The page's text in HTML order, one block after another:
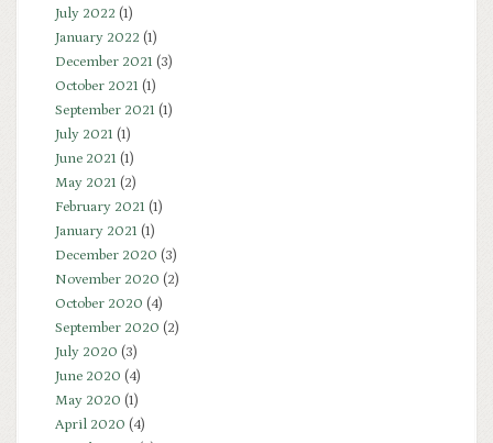
July 2022 (1)
January 2022 (1)
December 2021 (3)
October 2021 (1)
September 2021 (1)
July 2021 (1)
June 2021 (1)
May 2021 (2)
February 2021 (1)
January 2021 (1)
December 2020 (3)
November 2020 (2)
October 2020 (4)
September 2020 (2)
July 2020 (3)
June 2020 (4)
May 2020 (1)
April 2020 (4)